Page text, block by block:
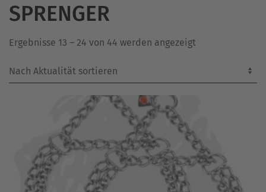
SPRENGER
Ergebnisse 13 – 24 von 44 werden angezeigt